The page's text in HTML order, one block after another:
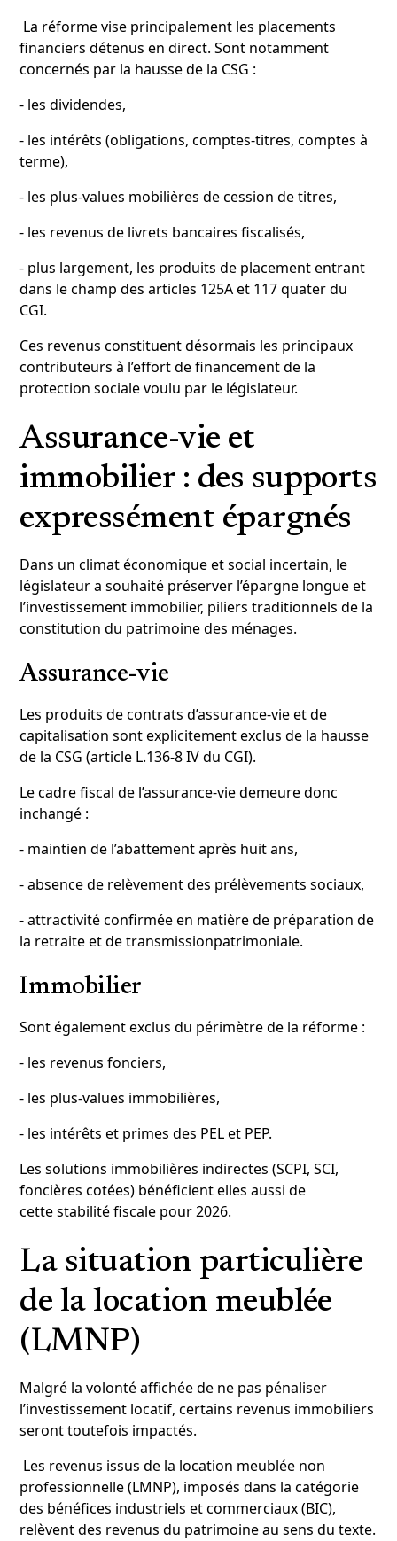
La réforme vise principalement les placements
financiers détenus en direct. Sont notamment
concernés par la hausse de la CSG :
- les dividendes,
- les intérêts (obligations, comptes-titres, comptes à
terme),
- les plus-values mobilières de cession de titres,
- les revenus de livrets bancaires fiscalisés,
- plus largement, les produits de placement entrant
dans le champ des articles 125A et 117 quater du
CGI.
Ces revenus constituent désormais les principaux
contributeurs à l’effort de financement de la
protection sociale voulu par le législateur.
Assurance-vie et
immobilier : des supports
expressément épargnés
Dans un climat économique et social incertain, le
législateur a souhaité préserver l’épargne longue et
l’investissement immobilier, piliers traditionnels de la
constitution du patrimoine des ménages.
Assurance-vie
Les produits de contrats d’assurance-vie et de
capitalisation sont explicitement exclus de la hausse
de la CSG (article L.136-8 IV du CGI).
Le cadre fiscal de l’assurance-vie demeure donc
inchangé :
- maintien de l’abattement après huit ans,
- absence de relèvement des prélèvements sociaux,
- attractivité confirmée en matière de préparation de
la retraite et de transmissionpatrimoniale.
Immobilier
Sont également exclus du périmètre de la réforme :
- les revenus fonciers,
- les plus-values immobilières,
- les intérêts et primes des PEL et PEP.
Les solutions immobilières indirectes (SCPI, SCI,
foncières cotées) bénéficient elles aussi de
cette stabilité fiscale pour 2026.
La situation particulière
de la location meublée
(LMNP)
Malgré la volonté affichée de ne pas pénaliser
l’investissement locatif, certains revenus immobiliers
seront toutefois impactés.
Les revenus issus de la location meublée non
professionnelle (LMNP), imposés dans la catégorie
des bénéfices industriels et commerciaux (BIC),
relèvent des revenus du patrimoine au sens du texte.